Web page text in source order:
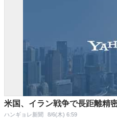
米国、イラン戦争で長距離精
ハンギョレ新聞 8/6(木) 6:59